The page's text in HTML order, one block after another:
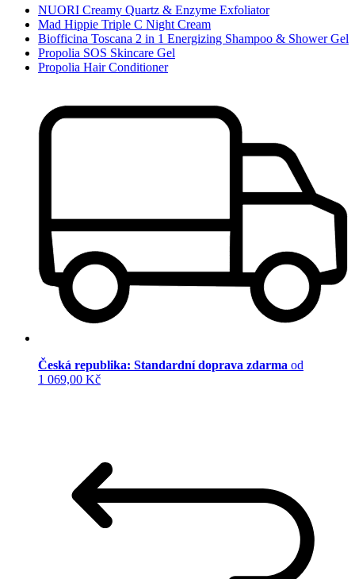
NUORI Creamy Quartz & Enzyme Exfoliator
Mad Hippie Triple C Night Cream
Biofficina Toscana 2 in 1 Energizing Shampoo & Shower Gel
Propolia SOS Skincare Gel
Propolia Hair Conditioner
Česká republika: Standardní doprava zdarma od
1 069,00 Kč